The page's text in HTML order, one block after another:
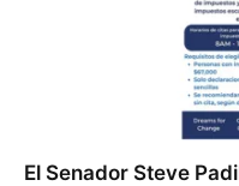
El Senador Steve